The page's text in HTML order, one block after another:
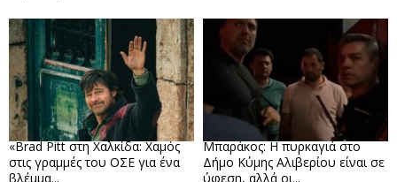
«Brad Pitt στη Χαλκίδα: Χαμός
στις γραμμές του ΟΣΕ για ένα
βλέμμα...
Μπαράκος: Η πυρκαγιά στο
Δήμο Κύμης Αλιβερίου είναι σε
ύφεση, αλλά οι...